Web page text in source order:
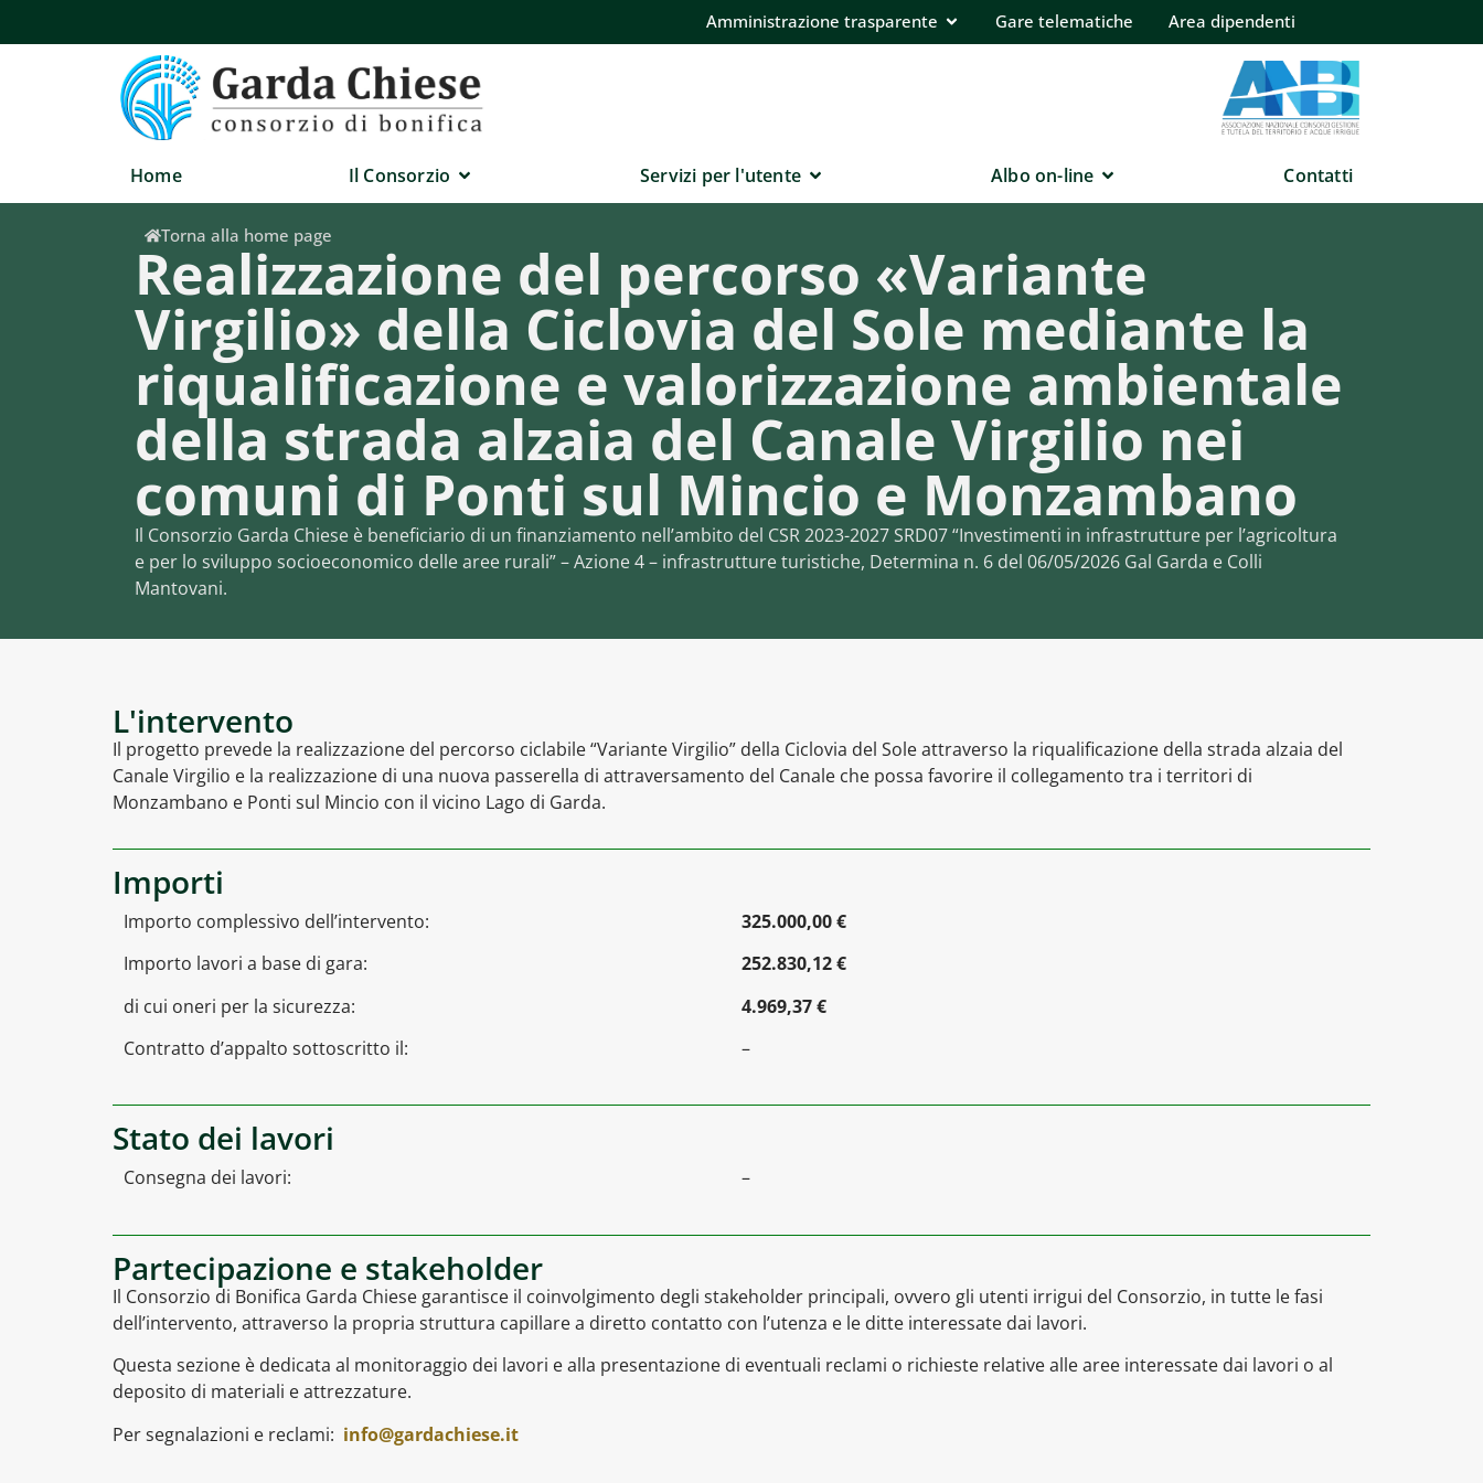
Amministrazione trasparente Gare telematiche Area dipendenti
Home Il Consorzio Servizi per l'utente Albo on-line Contatti
Torna alla home page
Realizzazione del percorso «Variante
Virgilio» della Ciclovia del Sole mediante la
riqualificazione e valorizzazione ambientale
della strada alzaia del Canale Virgilio nei
comuni di Ponti sul Mincio e Monzambano
Il Consorzio Garda Chiese è beneficiario di un finanziamento nell’ambito del CSR 2023-2027 SRD07 “Investimenti in infrastrutture per l’agricoltura
e per lo sviluppo socioeconomico delle aree rurali” – Azione 4 – infrastrutture turistiche, Determina n. 6 del 06/05/2026 Gal Garda e Colli
Mantovani.
L'intervento
Il progetto prevede la realizzazione del percorso ciclabile “Variante Virgilio” della Ciclovia del Sole attraverso la riqualificazione della strada alzaia del
Canale Virgilio e la realizzazione di una nuova passerella di attraversamento del Canale che possa favorire il collegamento tra i territori di
Monzambano e Ponti sul Mincio con il vicino Lago di Garda.
Importi
Importo complessivo dell’intervento:
325.000,00 €
Importo lavori a base di gara:
252.830,12 €
di cui oneri per la sicurezza:
4.969,37 €
Contratto d’appalto sottoscritto il:
–
Stato dei lavori
Consegna dei lavori: –
Partecipazione e stakeholder
Il Consorzio di Bonifica Garda Chiese garantisce il coinvolgimento degli stakeholder principali, ovvero gli utenti irrigui del Consorzio, in tutte le fasi
dell’intervento, attraverso la propria struttura capillare a diretto contatto con l’utenza e le ditte interessate dai lavori.
Questa sezione è dedicata al monitoraggio dei lavori e alla presentazione di eventuali reclami o richieste relative alle aree interessate dai lavori o al
deposito di materiali e attrezzature.
Per segnalazioni e reclami: info@gardachiese.it